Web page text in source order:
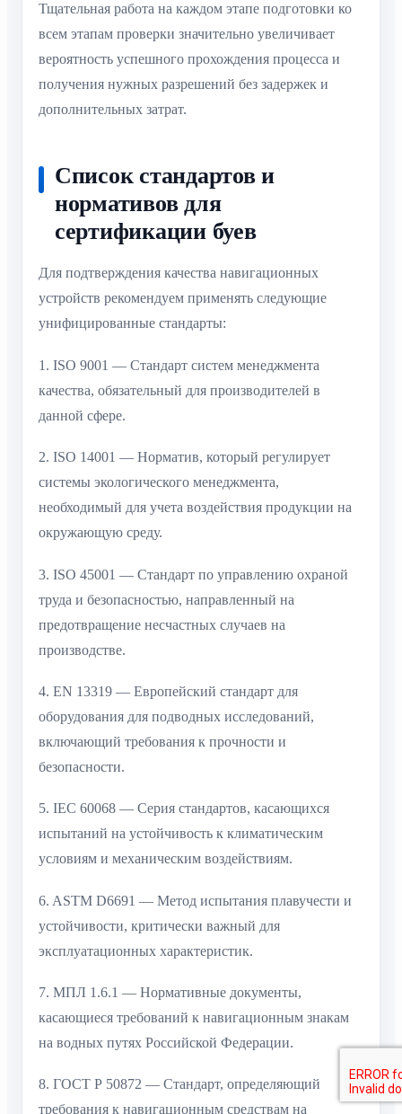
Тщательная работа на каждом этапе подготовки ко
всем этапам проверки значительно увеличивает
вероятность успешного прохождения процесса и
получения нужных разрешений без задержек и
дополнительных затрат.
Список стандартов и
нормативов для
сертификации буев
Для подтверждения качества навигационных
устройств рекомендуем применять следующие
унифицированные стандарты:
1. ISO 9001 — Стандарт систем менеджмента
качества, обязательный для производителей в
данной сфере.
2. ISO 14001 — Норматив, который регулирует
системы экологического менеджмента,
необходимый для учета воздействия продукции на
окружающую среду.
3. ISO 45001 — Стандарт по управлению охраной
труда и безопасностью, направленный на
предотвращение несчастных случаев на
производстве.
4. EN 13319 — Европейский стандарт для
оборудования для подводных исследований,
включающий требования к прочности и
безопасности.
5. IEC 60068 — Серия стандартов, касающихся
испытаний на устойчивость к климатическим
условиям и механическим воздействиям.
6. ASTM D6691 — Метод испытания плавучести и
устойчивости, критически важный для
эксплуатационных характеристик.
7. МПЛ 1.6.1 — Нормативные документы,
касающиеся требований к навигационным знакам
на водных путях Российской Федерации.
8. ГОСТ Р 50872 — Стандарт, определяющий
требования к навигационным средствам на